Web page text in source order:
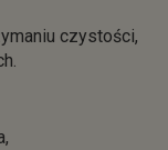
czystości,